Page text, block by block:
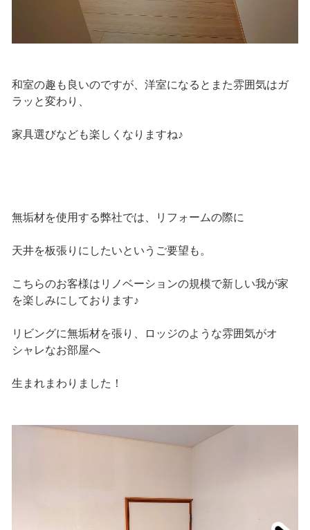
和室の趣も良いのですが、洋室になるとまた雰囲気はガ
ラッと変わり、
家具選びなども楽しくなりますね♪
無垢材を使用する弊社では、リフォームの際に
天井を板張りにしたいというご要望も。
こちらのお客様はリノベーションの規模で新しい我が家
を楽しみにしております♪
リビングに無垢材を張り、ロッジのような雰囲気がオ
シャレなお部屋へ
生まれまわりました！